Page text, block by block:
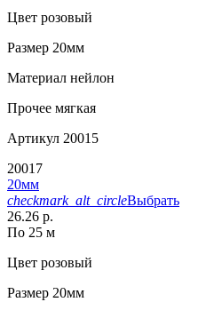
Цвет розовый
Размер 20мм
Материал нейлон
Прочее мягкая
Артикул 20015
20017
20мм
checkmark_alt_circleВыбрать
26.26 р.
По 25 м
Цвет розовый
Размер 20мм